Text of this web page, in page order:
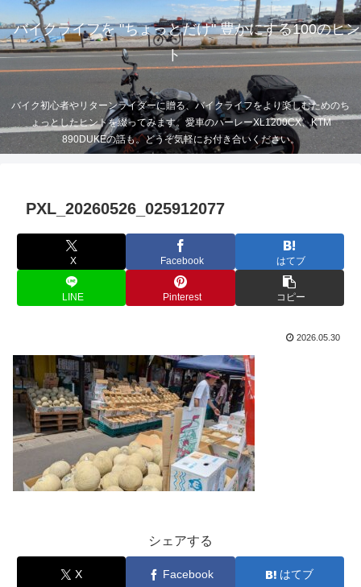
バイクライフを "ちょっとだけ" 豊かにする100のヒン
ト
バイク初心者やリターンライダーに贈る、バイクライフをより楽しむためのち
ょっとしたヒントを綴ってみます。愛車のハーレーXL1200CX、KTM
890DUKEの話も。どうぞ気軽にお付き合いください。
PXL_20260526_025912077
X Facebook はてブ
LINE Pinterest コピー
2026.05.30
シェアする
X Facebook はてブ